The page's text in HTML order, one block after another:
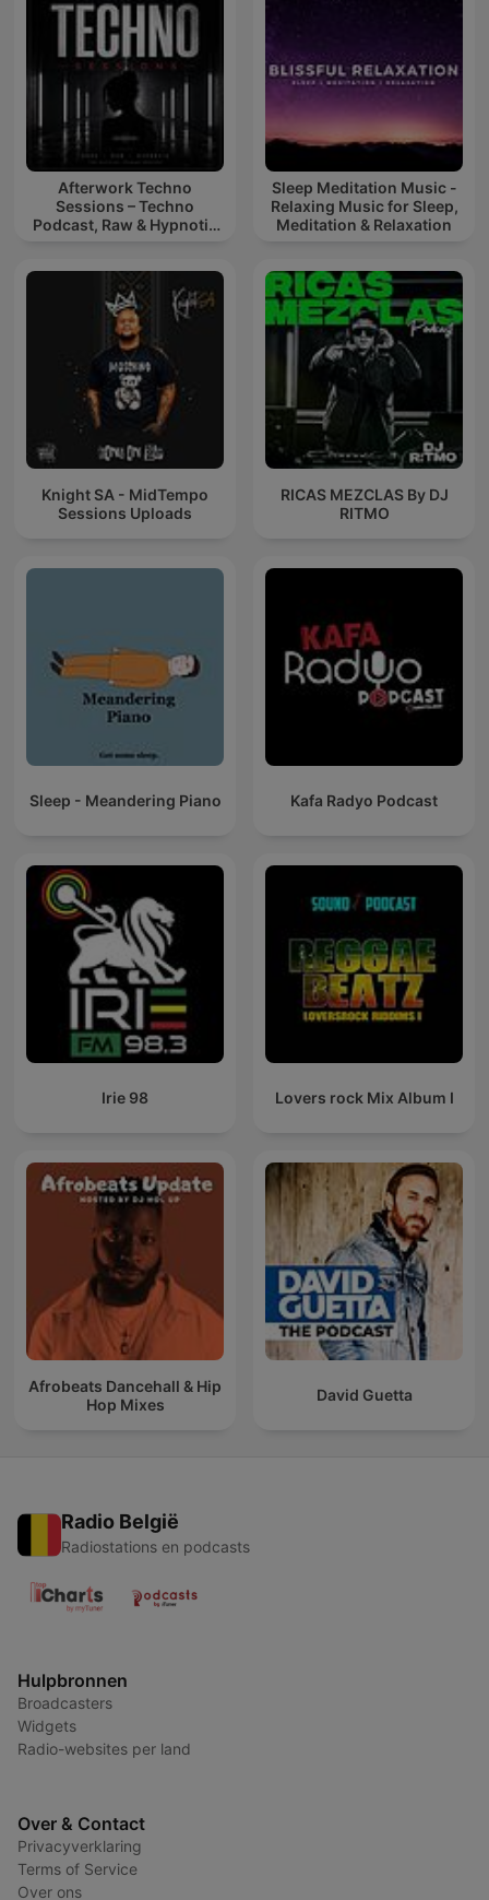
Afterwork Techno
Sessions – Techno
Podcast, Raw & Hypnotic
Sleep Meditation Music -
Relaxing Music for Sleep,
Meditation & Relaxation
Knight SA - MidTempo
Sessions Uploads
RICAS MEZCLAS By DJ
RITMO
Sleep - Meandering Piano Kafa Radyo Podcast
Irie 98 Lovers rock Mix Album I
Afrobeats Dancehall & Hip
Hop Mixes
David Guetta
Radio België
Radiostations en podcasts
Hulpbronnen
Broadcasters
Widgets
Radio-websites per land
Over & Contact
Privacyverklaring
Terms of Service
Over ons